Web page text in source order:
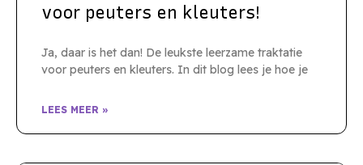
voor peuters en kleuters!
Ja, daar is het dan! De leukste leerzame traktatie
voor peuters en kleuters. In dit blog lees je hoe je
LEES MEER »